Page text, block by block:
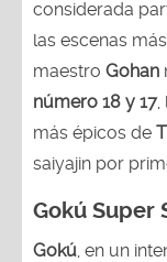
considerada
las escenas
maestro Gohan
número 18 y 17,
más épicos de
saiyajin por
Gokú Super
Gokú , en un